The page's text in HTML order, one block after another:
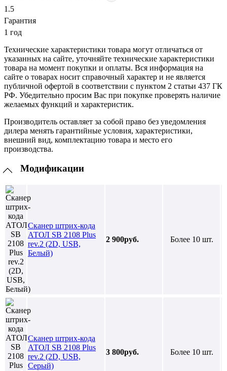
1.5
Гарантия
1 год
Технические характеристики товара могут отличаться от
указанных на сайте, уточняйте технические характеристики
товара на момент покупки и оплаты. Вся информация на
сайте о товарах носит справочный характер и не является
публичной офертой в соответствии с пунктом 2 статьи 437 ГК
РФ. Убедительно просим Вас при покупке проверять наличие
желаемых функций и характеристик.
Производитель оставляет за собой право без уведомления
дилера менять гарантийные условия, характеристики,
внешний вид, комплектацию товара и место его
производства.
Модификации
Сканер штрих-кода
АТОЛ SB 2108 Plus
rev.2 (2D, USB,
Белый)
2 900руб. Более 10 шт.
Сканер штрих-кода
АТОЛ SB 2108 Plus
rev.2 (2D, USB,
Серый)
3 800руб. Более 10 шт.